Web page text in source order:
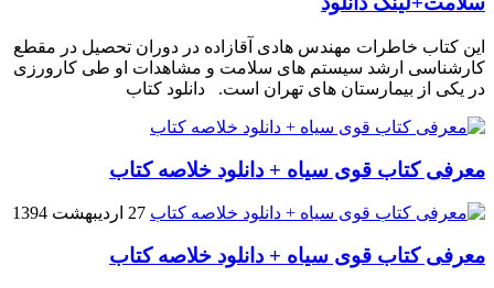
این کتاب خاطرات مهندس هادی آقازاده در دوران تحصیل در مقطع
کارشناسی ارشد سیستم های سلامت و مشاهدات او طی کارورزی
در یکی از بیمارستان های تهران است. دانلود کتاب
معرفی کتاب قوی سیاه + دانلود خلاصه کتاب
27 اردیبهشت 1394
معرفی کتاب قوی سیاه + دانلود خلاصه کتاب